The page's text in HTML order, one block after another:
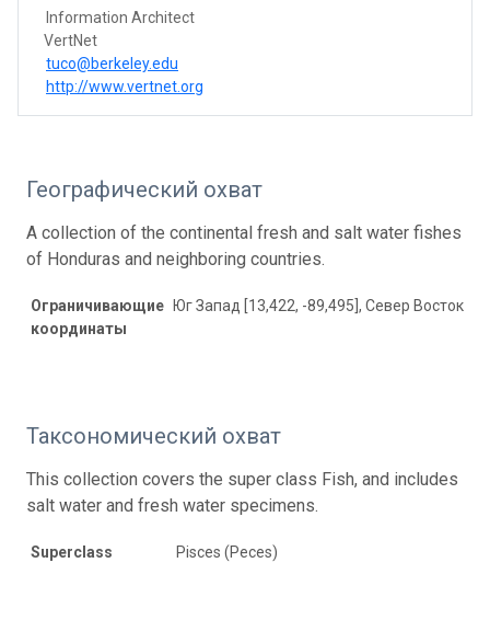
Information Architect
VertNet
tuco@berkeley.edu
http://www.vertnet.org
Географический охват
A collection of the continental fresh and salt water fishes
of Honduras and neighboring countries.
Ограничивающие
координаты
Юг Запад [13,422, -89,495], Север Восток
Таксономический охват
This collection covers the super class Fish, and includes
salt water and fresh water specimens.
Superclass Pisces (Peces)